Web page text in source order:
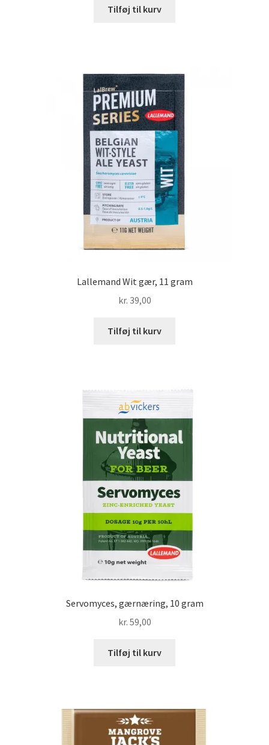
Tilføj til kurv
Lallemand Wit gær, 11 gram
kr. 39,00
Tilføj til kurv
Servomyces, gærnæring, 10 gram
kr. 59,00
Tilføj til kurv